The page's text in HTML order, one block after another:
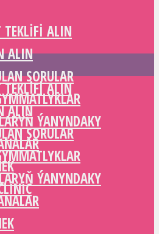
ALIN
ALIN
SORULAR
ÝANYNDAKY
ALIN
ALIN
SORULAR
ÝANYNDAKY